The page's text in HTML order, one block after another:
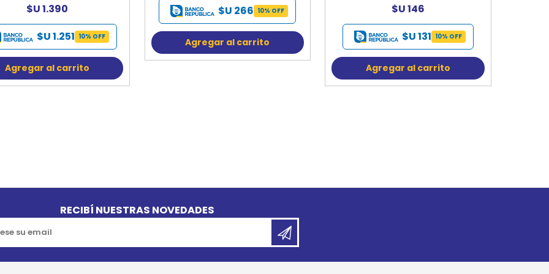
$U 1.390
$U 1.251 10% OFF
Agregar al carrito
$U 266 10% OFF
Agregar al carrito
$U 146
$U 131 10% OFF
Agregar al carrito
RECIBÍ NUESTRAS NOVEDADES